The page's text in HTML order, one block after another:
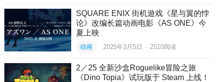
SQUARE ENIX 街机遊戏《星与翼的悖
论》改编长篇动画电影《AS ONE》今
夏上映
动画 2025年3月5日 · 2510阅读
2／25 全新沙盒Roguelike冒险之旅
《Dino Topia》试玩版于 Steam 上线！